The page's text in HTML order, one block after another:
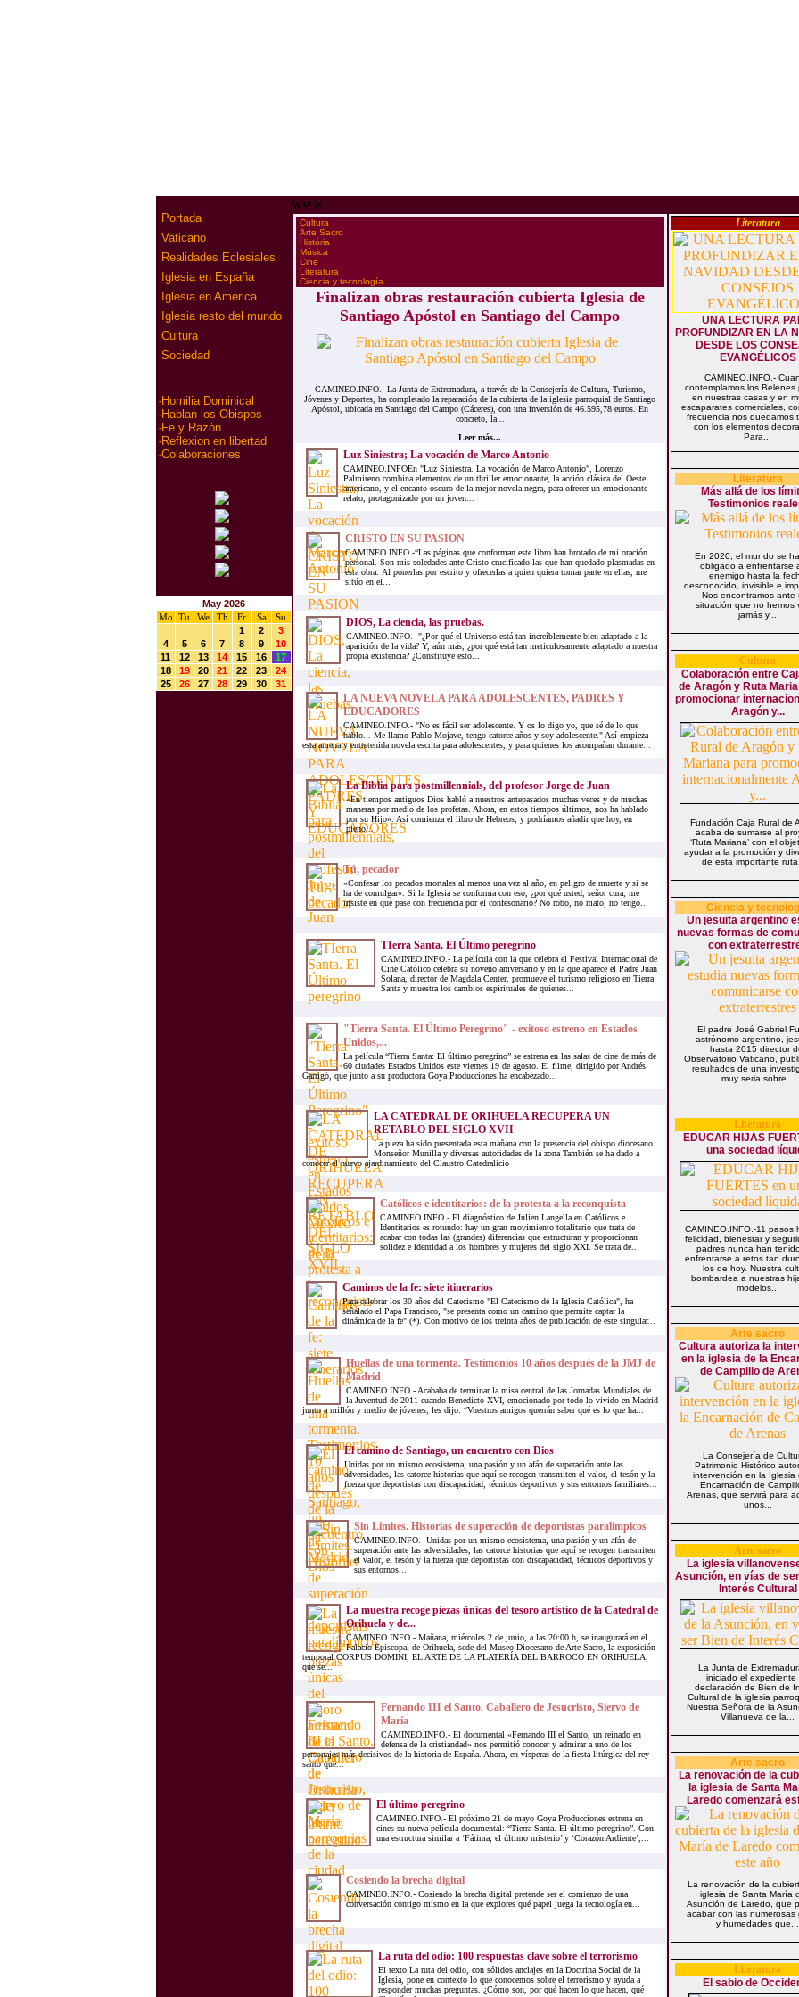
Portada
Vaticano
Realidades Eclesiales
Iglesia en España
Iglesia en América
Iglesia resto del mundo
Cultura
Sociedad
· Homilia Dominical
· Hablan los Obispos
· Fe y Razón
· Reflexion en libertad
·Colaboraciones
May 2026
Mo Tu We Th Fr Sa
Su
1
2
3
4
5 6 7 8 9
10
11
12 13 14 15 16
17
18
19 20 21 22 23
24
25
26 27 28 29 30 31
www
·Cultura
·Arte Sacro
·História
·Música
·Cine
·Literatura
·Ciencia y tecnología
Finalizan obras restauración cubierta Iglesia de
Santiago Apóstol en Santiago del Campo
CAMINEO.INFO.- La Junta de Extremadura, a través de la Consejería de Cultura, Turismo,
Jóvenes y Deportes, ha completado la reparación de la cubierta de la iglesia parroquial de Santiago
Apóstol, ubicada en Santiago del Campo (Cáceres), con una inversión de 46.595,78 euros. En
concreto, la...
Leer más...
Luz Siniestra; La vocación de Marco Antonio
CAMINEO.INFOEn "Luz Siniestra. La vocación de Marco Antonio", Lorenzo
Palmireno combina elementos de un thriller emocionante, la acción clásica del Oeste
americano, y el encanto oscuro de la mejor novela negra, para ofrecer un emocionante
relato, protagonizado por un joven...
CRISTO EN SU PASION
CAMINEO.INFO.-“Las páginas que conforman este libro han brotado de mi oración
personal. Son mis soledades ante Cristo crucificado las que han quedado plasmadas en
esta obra. Al ponerlas por escrito y ofrecerlas a quien quiera tomar parte en ellas, me
sitúo en el...
DIOS, La ciencia, las pruebas.
CAMINEO.INFO.- "¿Por qué el Universo está tan increíblemente bien adaptado a la
aparición de la vida? Y, aún más, ¿por qué está tan meticulosamente adaptado a nuestra
propia existencia? ¿Constituye esto...
LA NUEVA NOVELA PARA ADOLESCENTES, PADRES Y
EDUCADORES
CAMINEO.INFO.- "No es fácil ser adolescente. Y os lo digo yo, que sé de lo que
hablo... Me llamo Pablo Mojave, tengo catorce años y soy adolescente." Así empieza
esta amena y entretenida novela escrita para adolescentes, y para quienes los acompañan durante...
La Biblia para postmillennials, del profesor Jorge de Juan
«En tiempos antiguos Dios habló a nuestros antepasados muchas veces y de muchas
maneras por medio de los profetas. Ahora, en estos tiempos últimos, nos ha hablado
por su Hijo». Así comienza el libro de Hebreos, y podríamos añadir que hoy, en
pleno...
Tú, pecador
«Confesar los pecados mortales al menos una vez al año, en peligro de muerte y si se
ha de comulgar». Si la Iglesia se conforma con eso, ¿por qué usted, señor cura, me
insiste en que pase con frecuencia por el confesonario? No robo, no mato, no tengo...
TIerra Santa. El Último peregrino
CAMINEO.INFO.- La película con la que celebra el Festival Internacional de
Cine Católico celebra su noveno aniversario y en la que aparece el Padre Juan
Solana, director de Magdala Center, promueve el turismo religioso en Tierra
Santa y muestra los cambios espirituales de quienes...
"Tierra Santa. El Último Peregrino" - exitoso estreno en Estados
Unidos,...
La película “Tierra Santa: El último peregrino” se estrena en las salas de cine de más de
60 ciudades Estados Unidos este viernes 19 de agosto. El filme, dirigido por Andrés
Garrigó, que junto a su productora Goya Producciones ha encabezado...
LA CATEDRAL DE ORIHUELA RECUPERA UN
RETABLO DEL SIGLO XVII
La pieza ha sido presentada esta mañana con la presencia del obispo diocesano
Monseñor Munilla y diversas autoridades de la zona También se ha dado a
conocer el nuevo ajardinamiento del Claustro Catedralicio
Católicos e identitarios: de la protesta a la reconquista
CAMINEO.INFO.- El diagnóstico de Julien Langella en Católicos e
Identitarios es rotundo: hay un gran movimiento totalitario que trata de
acabar con todas las (grandes) diferencias que estructuran y proporcionan
solidez e identidad a los hombres y mujeres del siglo XXI. Se trata de...
Caminos de la fe: siete itinerarios
Para celebrar los 30 años del Catecismo "El Catecismo de la Iglesia Católica", ha
señalado el Papa Francisco, "se presenta como un camino que permite captar la
dinámica de la fe" (*). Con motivo de los treinta años de publicación de este singular...
Huellas de una tormenta. Testimonios 10 años después de la JMJ de
Madrid
CAMINEO.INFO.- Acababa de terminar la misa central de las Jornadas Mundiales de
la Juventud de 2011 cuando Benedicto XVI, emocionado por todo lo vivido en Madrid
junto a millón y medio de jóvenes, les dijo: “Vuestros amigos querrán saber qué es lo que ha...
El camino de Santiago, un encuentro con Dios
Unidas por un mismo ecosistema, una pasión y un afán de superación ante las
adversidades, las catorce historias que aquí se recogen transmiten el valor, el tesón y la
fuerza que deportistas con discapacidad, técnicos deportivos y sus entornos familiares...
Sin Límites. Historias de superación de deportistas paralímpicos
CAMINEO.INFO.- Unidas por un mismo ecosistema, una pasión y un afán de
superación ante las adversidades, las catorce historias que aquí se recogen transmiten
el valor, el tesón y la fuerza que deportistas con discapacidad, técnicos deportivos y
sus entornos...
La muestra recoge piezas únicas del tesoro artístico de la Catedral de
Orihuela y de...
CAMINEO.INFO.- Mañana, miércoles 2 de junio, a las 20:00 h, se inaugurará en el
Palacio Episcopal de Orihuela, sede del Museo Diocesano de Arte Sacro, la exposición
temporal CORPUS DOMINI, EL ARTE DE LA PLATERÍA DEL BARROCO EN ORIHUELA,
que se...
Fernando III el Santo. Caballero de Jesucristo, Siervo de
María
CAMINEO.INFO.- El documental «Fernando III el Santo, un reinado en
defensa de la cristiandad» nos permitió conocer y admirar a uno de los
personajes más decisivos de la historia de España. Ahora, en vísperas de la fiesta litúrgica del rey
santo que...
El último peregrino
CAMINEO.INFO.- El próximo 21 de mayo Goya Producciones estrena en
cines su nueva película documental: “Tierra Santa. El último peregrino”. Con
una estructura similar a ‘Fátima, el último misterio’ y ‘Corazón Ardiente’,...
Cosiendo la brecha digital
CAMINEO.INFO.- Cosiendo la brecha digital pretende ser el comienzo de una
conversación contigo mismo en la que explores qué papel juega la tecnología en...
La ruta del odio: 100 respuestas clave sobre el terrorismo
El texto La ruta del odio, con sólidos anclajes en la Doctrina Social de la
Iglesia, pone en contexto lo que conocemos sobre el terrorismo y ayuda a
responder muchas preguntas. ¿Cómo son, por qué hacen lo que hacen, qué
Literatura
UNA LECTURA
PROFUNDIZAR EN LA
DESDE LOS
EVANGÉLICOS
CAMINEO.INFO.-
contemplamos los Belenes
en nuestras casas y en
escaparates comerciales,
frecuencia nos quedamos
con los elementos
Para...
Literatura
Más allá de los
Testimonios
En 2020, el mundo se
obligado a enfrentarse
enemigo hasta la
desconocido, invisible e
Nos encontramos ante
situación que no hemos
jamás y...
Cultura
Colaboración entre
de Aragón y Ruta
promocionar
Aragón y...
Fundación Caja Rural de
acaba de sumarse al
‘Ruta Mariana’ con el
ayudar a la promoción y
de esta importante
Ciencia y
Un jesuita argentino
nuevas formas de
con
El padre José Gabriel
astrónomo argentino,
hasta 2015 director
Observatorio Vaticano,
resultados de una
muy seria sobre...
Literatura
EDUCAR HIJAS
una sociedad
CAMINEO.INFO.-11 pasos
felicidad, bienestar y
padres nunca han
enfrentarse a retos tan
los de hoy. Nuestra
bombardea a nuestras
modelos...
Arte sacro
Cultura autoriza la
en la iglesia de la
de Campillo de
La Consejería de
Patrimonio Histórico
intervención en la Iglesia
Encarnación de
Arenas, que servirá para
unos...
Arte sacro
La iglesia
Asunción, en vías de
Interés Cultural
La Junta de
iniciado el expediente
declaración de Bien de
Cultural de la iglesia
Nuestra Señora de la
Villanueva de la...
Arte sacro
La renovación de la
la iglesia de Santa
Laredo comenzará
La renovación de la
iglesia de Santa María
Asunción de Laredo, que
acabar con las numerosas
y humedades que...
Literatura
El sabio de